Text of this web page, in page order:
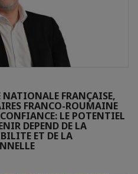
NATIONALE FRANÇAISE,
FRANCO-ROUMAINE
LE POTENTIEL
DEPEND DE LA
ET DE LA